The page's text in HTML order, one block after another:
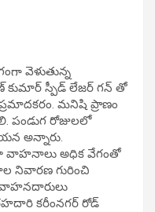
వెళుతున్న
కుమార్ స్పీడ్ లేజర్ గన్ తో
మనిషి ప్రాణం
పండుగ రోజులలో
అన్నారు.
వాహనాలు అధిక వేగంతో
నివారణ గురించి
వాహనదారులు
కరీంనగర్ రోడ్